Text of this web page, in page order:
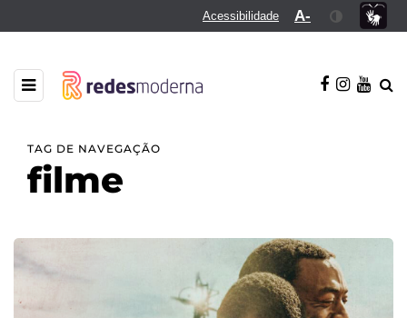
Acessibilidade A-
TAG DE NAVEGAÇÃO
filme